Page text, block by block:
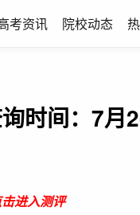
考资讯 院校动态
时间：7月
进入测评